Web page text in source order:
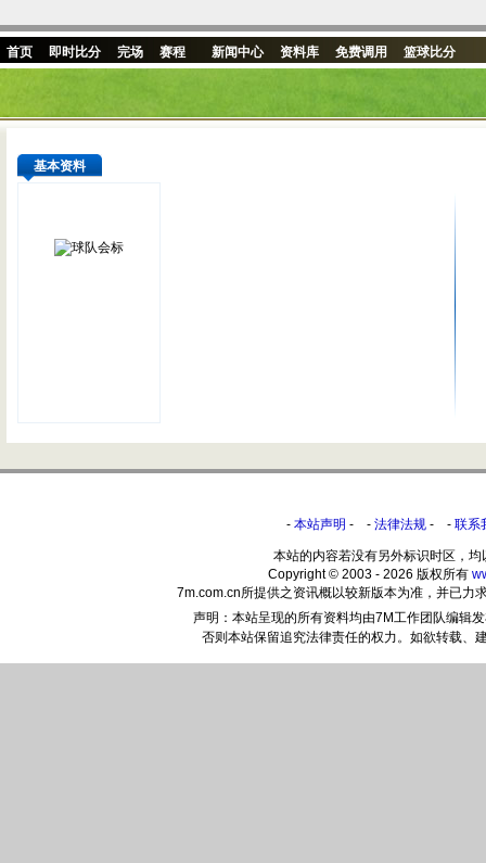
首页 即时比分 完场 赛程 新闻中心 资料库 免费调用 篮球比分
基本资料
- 本站声明 - - 法律法规 - - 联系
本站的内容若没有另外标识时区，均
Copyright © 2003 - 2026 版权所有
7m.com.cn所提供之资讯概以较新版本为准，并已力
声明：本站呈现的所有资料均由7M工作团队编辑
否则本站保留追究法律责任的权力。如欲转载、